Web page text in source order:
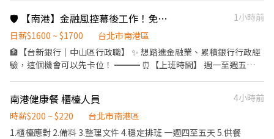
展演／社團表演經驗者大大歡迎🔥 2. 擅長主持、帶氣氛，如果你有
雜耍、魔術或特殊才藝更是大加分！！ 3. 擁有一顆熱愛孩子的心，
能用幽默感與創意帶著孩子們一起體驗中學習。
長褲＋乾淨鞋子 ．時薪費用：200/hr，加班另計 ．是否供餐：是/
有供便當 ．是否休息：依據現場安排，休息不算薪資 ．地點：南港
展覽館
🛡️ 【南港】金融風控幕後工作！免證照⭐高中職即可⭐週休二日準時下班
1小時前
日薪$1600 ~ $1700
台北市南港區
🏦【台新銀行｜中山區行政職】 ✨ 想踏進金融業、累積銀行行政經
驗，這個機會可以先卡位！ ━━━ ⏰【上班時間】 週一至週五
庶務 ✔ 硬體設備報修 ✔報表處理、客戶案件派案及簡訊發送 ✔執行
本行警示戶及聯防作業(金流追蹤/回報結果/案件建檔) ━━━ 💰
【薪資福利】 💵 薪 32,000 元 🛡 勞保、健保、團體保險 📈 穩定銀行
南港健康餐 櫃檯人員
4小時前
時薪$200 ~ $220
台北市南港區
1.櫃檯應對 2.備料 3.整理文件 4.穩定排班 一週四至五天 5.供餐